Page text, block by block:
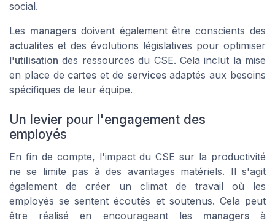
social.
Les managersdoivent également être conscients des
actualites et des évolutions législatives pour optimiser
l'utilisation des ressources du CSE. Cela inclut la mise
en place de cartes et de servicesadaptés aux besoins
spécifiques de leur équipe.
Un levier pour l'engagement des
employés
En fin de compte, l'impact du CSE sur la productivité
ne se limite pas à des avantages matériels. Il s'agit
également de créer un climat de travail où les
employés se sentent écoutés et soutenus. Cela peut
être réalisé en encourageant les managersà